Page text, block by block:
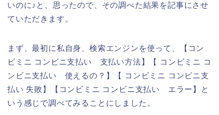
いのに♪と、思ったので、その調べた結果を記事にさせ
ていただきます。
まず、最初に私自身、検索エンジンを使って、【コン
ビミニ コンビニ支払い 支払い方法】【 コンビミニ コ
ンビニ支払い 使えるの？】【 コンビミニ コンビニ支
払い 失敗】【コンビミニ コンビニ支払い エラー】と
いう感じで調べてみることにしました。